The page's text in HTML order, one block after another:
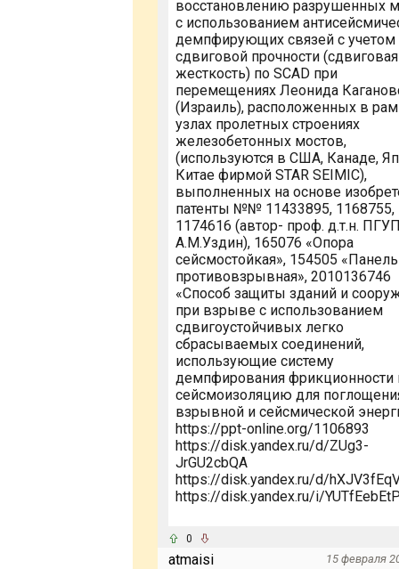
восстановлению разрушенных
с использованием
демпфирующих связей с учетом
сдвиговой прочности (сдвиговая
жесткость) по SCAD при
перемещениях Леонида
(Израиль), расположенных в
узлах пролетных строениях
железобетонных мостов,
(используются в США, Канаде,
Китае фирмой STAR SEIMIC),
выполненных на основе
патенты №№ 11433895, 1168755,
1174616 (автор- проф. д.т.н.
А.М.Уздин), 165076 «Опора
сейсмостойкая», 154505 «Панель
противовзрывная», 2010136746
«Способ защиты зданий и
при взрыве с использованием
сдвигоустойчивых легко
сбрасываемых соединений,
использующие систему
демпфирования фрикционности
сейсмоизоляцию для
взрывной и сейсмической
https://ppt-online.org/1106893
https://disk.yandex.ru/d/ZUg3-
JrGU2cbQA
https://disk.yandex.ru/d/
https://disk.yandex.ru/i/
0
atmaisi 15 февраля